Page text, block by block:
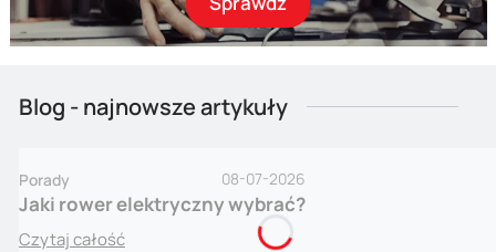
Blog - najnowsze artykuły
Porady 08-07-2026
Jaki rower elektryczny wybrać?
Czytaj całość